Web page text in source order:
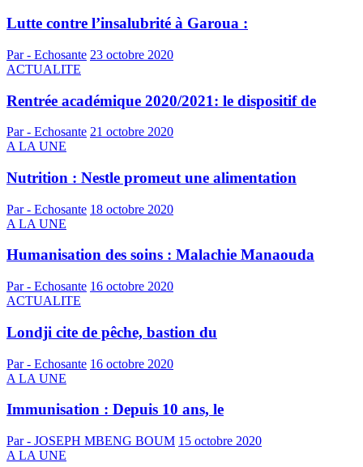
Lutte contre l’insalubrité à Garoua :
Par - Echosante 23 octobre 2020
ACTUALITE
Rentrée académique 2020/2021: le dispositif de
Par - Echosante 21 octobre 2020
A LA UNE
Nutrition : Nestle promeut une alimentation
Par - Echosante 18 octobre 2020
A LA UNE
Humanisation des soins : Malachie Manaouda
Par - Echosante 16 octobre 2020
ACTUALITE
Londji cite de pêche, bastion du
Par - Echosante 16 octobre 2020
A LA UNE
Immunisation : Depuis 10 ans, le
Par - JOSEPH MBENG BOUM 15 octobre 2020
A LA UNE